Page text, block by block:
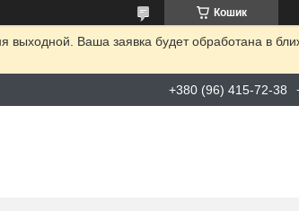
Кошик
выходной. Ваша заявка будет обработана в
+380 (96) 415-72-38